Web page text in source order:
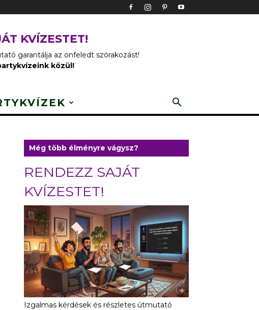
KVÍZESTET!
garantálja az önfeledt szórakozást!
közül!
Még több élményre vágysz?
RENDEZZ SAJÁT
KVÍZESTET!
Izgalmas kérdések és részletes útmutató